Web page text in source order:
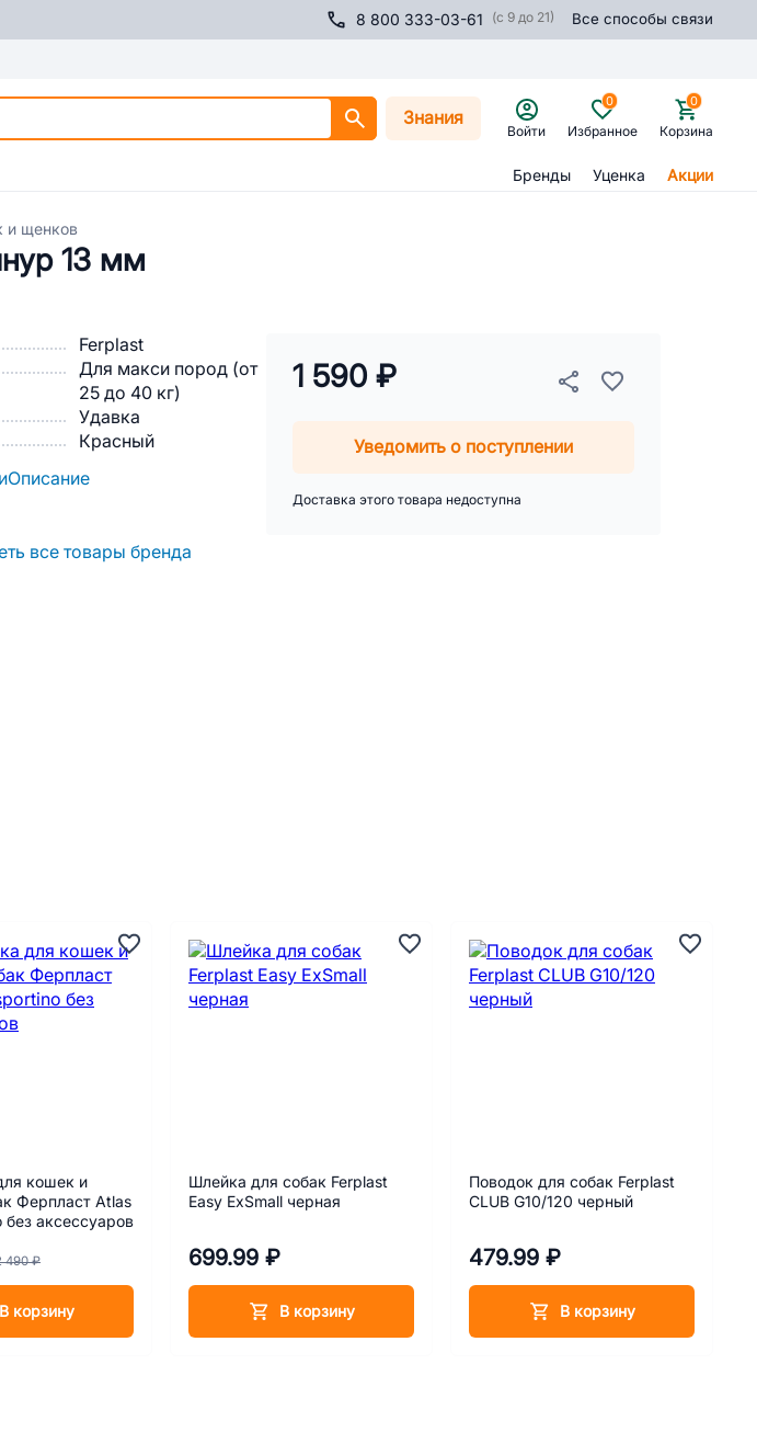
8 800 333-03-61 (с 9 до 21) Все способы связи
Знания
Войти Избранное
0
Корзина
0
Бренды Уценка Акции
и щенков
13 мм
Ferplast
Для макси пород (от
25 до 40 кг)
Удавка
Красный
Описание
все товары бренда
1 590 ₽
Уведомить о поступлении
Доставка этого товара недоступна
кошек и
Ферпласт Atlas
без аксессуаров
490 ₽
В корзину
Шлейка для собак Ferplast
Easy ExSmall черная
699.99 ₽
В корзину
Поводок для собак Ferplast
CLUB G10/120 черный
479.99 ₽
В корзину